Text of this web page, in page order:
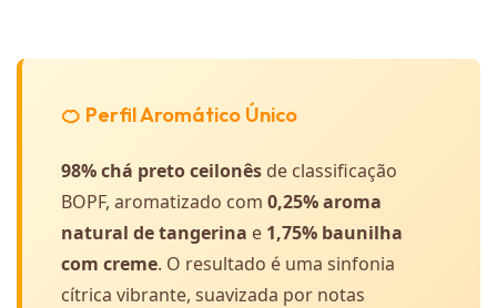
🍊 Perfil Aromático Único
98% chá preto ceilonês de classificação
BOPF, aromatizado com 0,25% aroma
natural de tangerina e 1,75% baunilha
com creme. O resultado é uma sinfonia
cítrica vibrante, suavizada por notas